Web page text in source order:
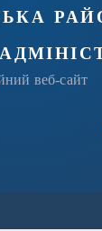
веб-сайт